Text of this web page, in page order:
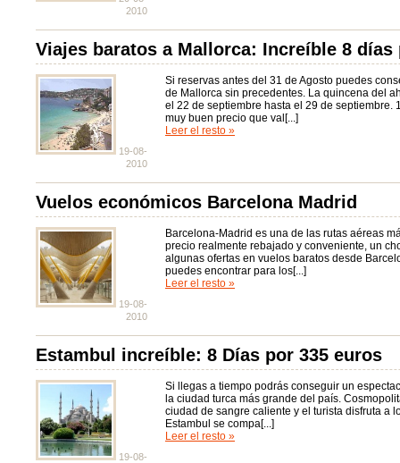
2010
Viajes baratos a Mallorca: Increíble 8 días
19-08-
2010
Si reservas antes del 31 de Agosto puedes
de Mallorca sin precedentes. La quincena del
el 22 de septiembre hasta el 29 de septiembre.
muy buen precio que val[...]
Leer el resto »
Vuelos económicos Barcelona Madrid
19-08-
2010
Barcelona-Madrid es una de las rutas aéreas
precio realmente rebajado y conveniente, un
algunas ofertas en vuelos baratos desde
puedes encontrar para los[...]
Leer el resto »
Estambul increíble: 8 Días por 335 euros
19-08-
Si llegas a tiempo podrás conseguir un
la ciudad turca más grande del país.
ciudad de sangre caliente y el turista disfruta a
Estambul se compa[...]
Leer el resto »